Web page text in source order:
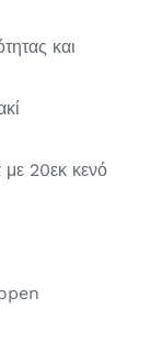
και
με 20εκ κενό